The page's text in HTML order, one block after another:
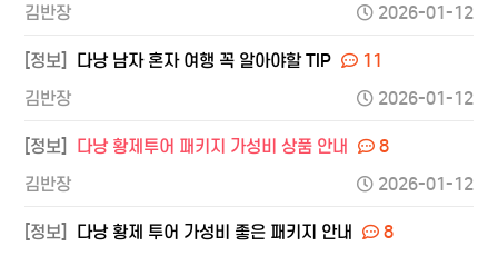
김반장
2026-01-12
[정보] 다낭 남자 혼자 여행 꼭 알아야할 TIP
11
김반장
2026-01-12
[정보] 다낭 황제투어 패키지 가성비 상품 안내
8
김반장
2026-01-12
[정보] 다낭 황제 투어 가성비 좋은 패키지 안내
8